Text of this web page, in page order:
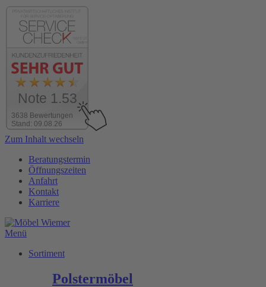
3638 Bewertungen
Stand: 09.08.26
Note 1.53
Zum Inhalt wechseln
Beratungstermin
Öffnungszeiten
Anfahrt
Kontakt
Karriere
Menü
Sortiment
Polstermöbel